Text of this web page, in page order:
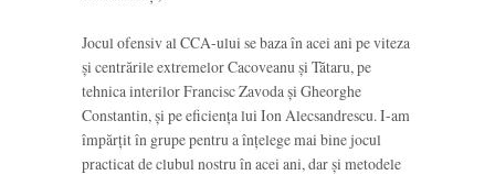
Jocul ofensiv al CCA-ului se baza în acei ani pe viteza
și centrările extremelor Cacoveanu și Tătaru, pe
tehnica interilor Francisc Zavoda și Gheorghe
Constantin, și pe eficiența lui Ion Alecsandrescu. I-am
împărțit în grupe pentru a înțelege mai bine jocul
practicat de clubul nostru în acei ani, dar și metodele